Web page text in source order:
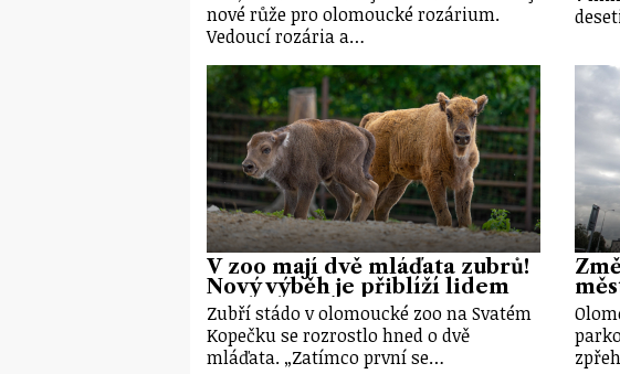
nové růže pro olomoucké rozárium.
Vedoucí rozária a…
V zoo mají dvě mláďata zubrů!
Nový výběh je přiblíží lidem
Zubří stádo v olomoucké zoo na Svatém
Kopečku se rozrostlo hned o dvě
mláďata. „Zatímco první se…